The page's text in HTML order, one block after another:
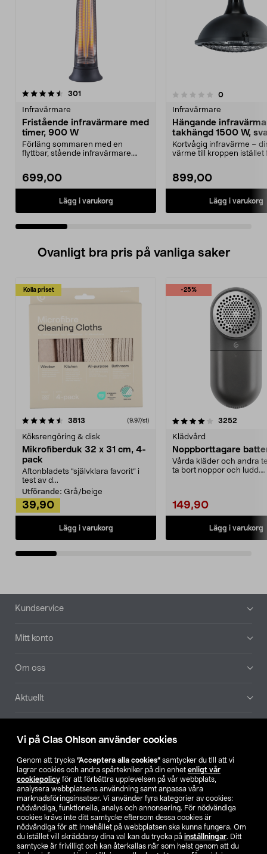
Vi på Clas Ohlson använder cookies
Genom att trycka ”Acceptera alla cookies” samtycker du till att vi
lagrar cookies och andra spårtekniker på din enhet enligt vår
cookiepolicy för att förbättra upplevelsen på vår webbplats,
analysera webbplatsens användning samt anpassa våra
marknadsföringsinsatser. Vi använder fyra kategorier av cookies:
nödvändiga, funktionella, analys och annonsering. För nödvändiga
cookies krävs inte ditt samtycke eftersom dessa cookies är
nödvändiga för att innehållet på webbplatsen ska kunna fungera. Om
du istället vill skräddarsy dina val kan du trycka på inställningar. Ditt
samtycke är frivilligt och kan återkallas när som helst genom att du
301
Infravärmare
Fristående infravärmare med
timer, 900 W
Förläng sommaren med en
flyttbar, stående infravärmare.
699,00
Lägg i varukorg
0.0 av 5 stjärnor 0recensioner
Infravärmare
Hängande
takhängd 1500 W,
Kortvågig infravärme –
värme till kroppen istället
899,00
Lägg i varukorg
4.5 av 5 stjärnor
Ovanligt bra pris på vanliga saker
Kolla priset
3813 (9,97/st)
Köksrengöring & disk
Mikrofiberduk 32 x 31 cm, 4-
pack
Aftonbladets "självklara favorit” i
test av d...
Utförande: Grå/beige
39,90
Lägg i varukorg
-25%
4.0av 5 stjärnor 3252
Klädvård
Noppborttagare
Vårda kläder och andra
ta bort noppor och ludd.
149,90
Lägg i varukorg
4.5av 5 stjärnor
Sidfot
Kundservice
Mitt konto
Om oss
Aktuellt
Hitta butik
SE NO FI